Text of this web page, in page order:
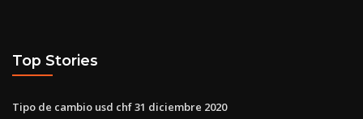
Top Stories
Tipo de cambio usd chf 31 diciembre 2020